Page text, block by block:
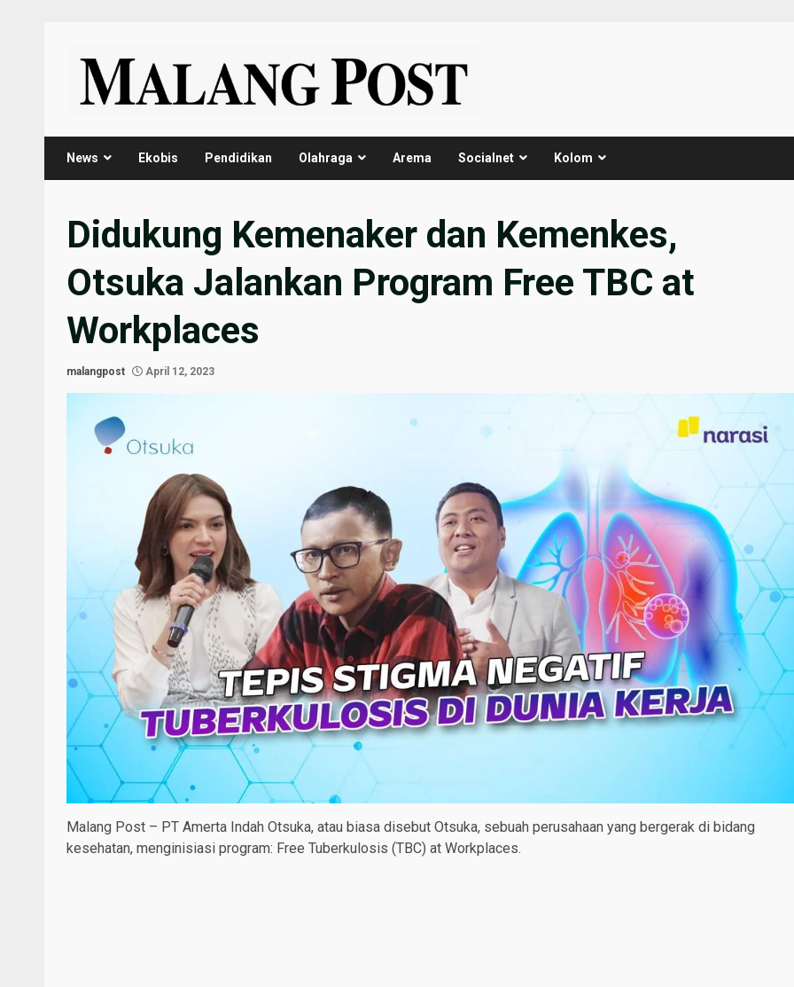
content
News Ekobis Pendidikan Olahraga Arema Socialnet Kolom
Didukung Kemenaker dan Kemenkes,
Otsuka Jalankan Program Free TBC at
Workplaces
malangpost April 12, 2023
Malang Post – PT Amerta Indah Otsuka, atau biasa disebut Otsuka, sebuah perusahaan yang bergerak di bidang
kesehatan, menginisiasi program: Free Tuberkulosis (TBC) at Workplaces.